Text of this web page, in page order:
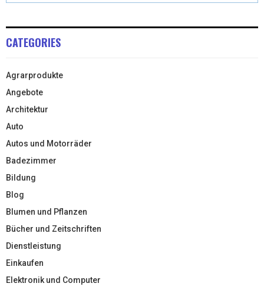
CATEGORIES
Agrarprodukte
Angebote
Architektur
Auto
Autos und Motorräder
Badezimmer
Bildung
Blog
Blumen und Pflanzen
Bücher und Zeitschriften
Dienstleistung
Einkaufen
Elektronik und Computer